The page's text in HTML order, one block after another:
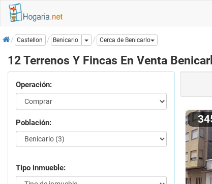
InicioCastellon Benicarlo Dropdown
Cerca de Benicarlo
12 Terrenos Y Fincas En Venta
Operación:
Población:
Tipo inmueble: